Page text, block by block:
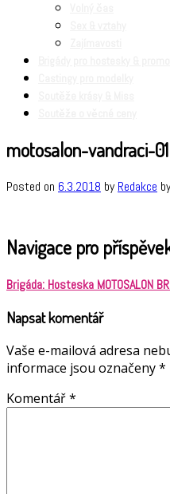
motosalon-vandraci-01
Posted on 6.3.2018 byRedakce
Navigace pro
Brigáda: Hosteska MOTOSALON
Napsat komentář
Vaše e-mailová adresa
informace jsou označeny*
Komentář*